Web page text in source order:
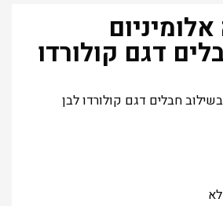
דגם קולורדו
חבלים דגם קולורדו לבן